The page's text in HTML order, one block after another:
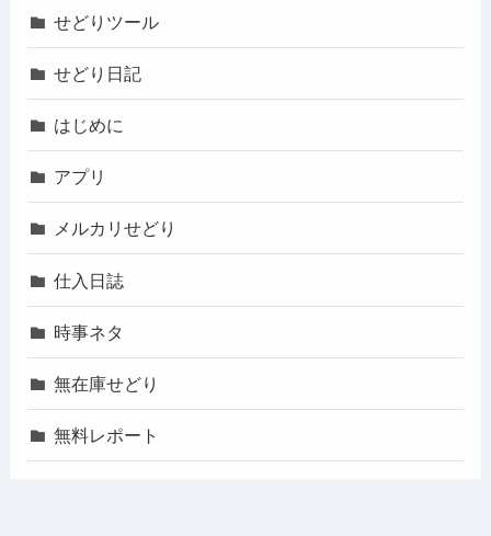
せどりツール
せどり日記
はじめに
アプリ
メルカリせどり
仕入日誌
時事ネタ
無在庫せどり
無料レポート